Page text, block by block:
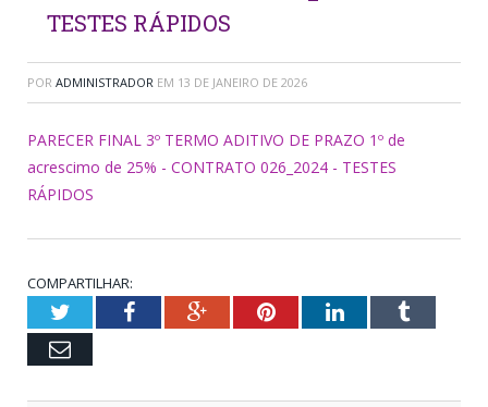
TESTES RÁPIDOS
POR ADMINISTRADOR EM 13 DE JANEIRO DE 2026
PARECER FINAL 3º TERMO ADITIVO DE PRAZO 1º de
acrescimo de 25% - CONTRATO 026_2024 - TESTES
RÁPIDOS
COMPARTILHAR:
TwitterFacebookGoogle+PinterestLinkedInTumblr
Email